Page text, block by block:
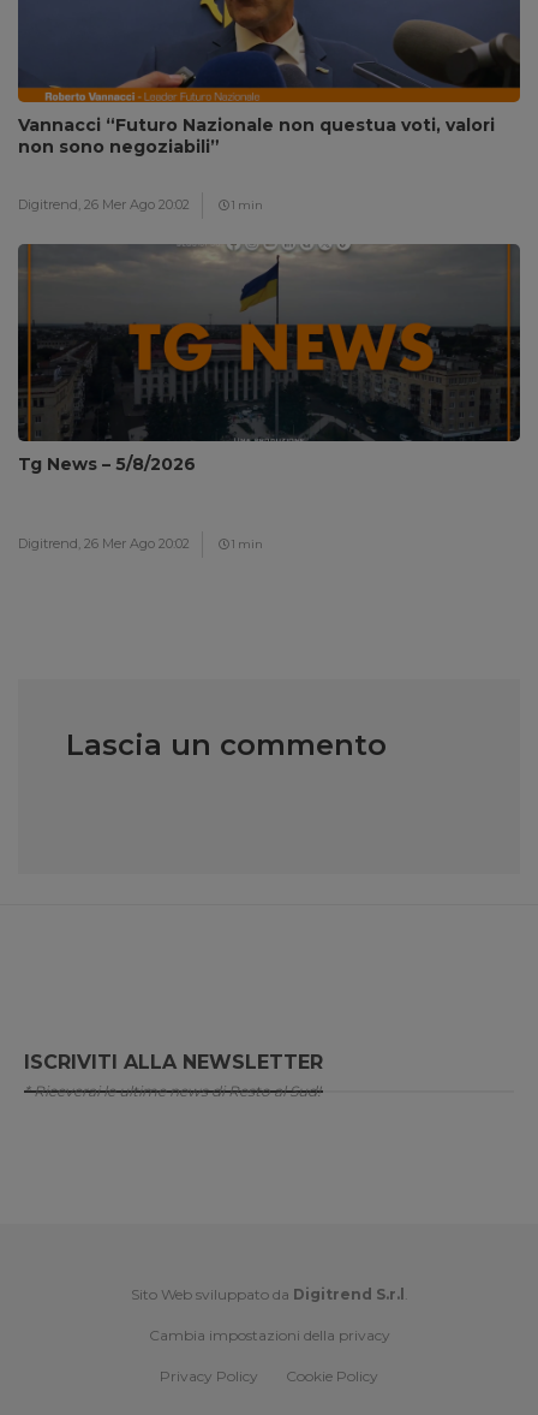
Vannacci “Futuro Nazionale non questua voti, valori
non sono negoziabili”
Digitrend, 26 Mer Ago 20:02 1 min
Tg News – 5/8/2026
Digitrend, 26 Mer Ago 20:02 1 min
Lascia un commento
ISCRIVITI ALLA NEWSLETTER
* Riceverai le ultime news di Resto al Sud!
Sito Web sviluppato da Digitrend S.r.l .
Cambia impostazioni della privacy
Privacy Policy Cookie Policy